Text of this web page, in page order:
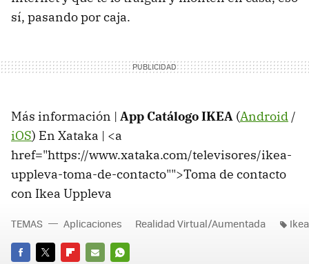
sí, pasando por caja.
Más información | App Catálogo IKEA (Android /
iOS) En Xataka | <a
href="https://www.xataka.com/televisores/ikea-
uppleva-toma-de-contacto"">Toma de contacto
con Ikea Uppleva
TEMAS Aplicaciones Realidad Virtual/Aumentada Ikea